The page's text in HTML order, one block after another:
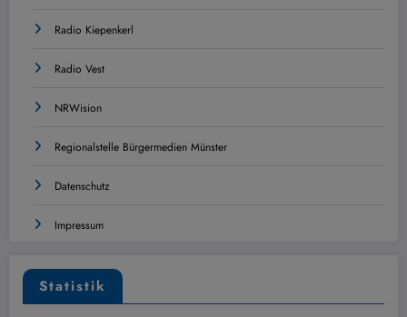
Radio Kiepenkerl
Radio Vest
NRWision
Regionalstelle Bürgermedien Münster
Datenschutz
Impressum
Statistik